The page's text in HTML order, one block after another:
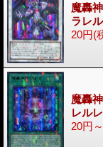
魔轟
ラレル
20円(
魔轟
レルレ
20円